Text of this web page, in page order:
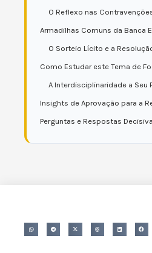
O Reflexo nas
Armadilhas Comuns da Banca
O Sorteio Lícito e a
Como Estudar este Tema de
A Interdisciplinaridade a Seu
Insights de Aprovação para a
Perguntas e Respostas